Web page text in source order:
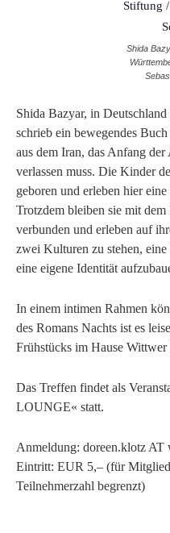
Shida
Shida Bazyar, in
schrieb ein bewegendes
aus dem Iran, das Anfang
verlassen muss. Die Kinder
geboren und erleben hier
Trotzdem bleiben sie mit
verbunden und erleben auf
zwei Kulturen zu stehen,
eine eigene Identität
In einem intimen Rahmen
des Romans Nachts ist es
Frühstücks im Hause Wittwer
Das Treffen findet als
LOUNGE« statt.
Anmeldung: doreen.klotz AT
Eintritt: EUR 5,– (für
Teilnehmerzahl begrenzt)